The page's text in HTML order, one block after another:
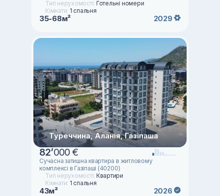
Тип нерухомості: Готельні номери
Кімнати: 1 спальня
35-68м² 2029
Туреччина, Аланія, Газіпаша
82’000 €
Сучасна затишна квартира в житловому
комплексі в Газіпаші (40200)
Тип нерухомості: Квартири
Кімнати: 1 спальня
43м² 2026